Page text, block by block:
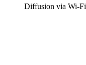
Diffusion via Wi-